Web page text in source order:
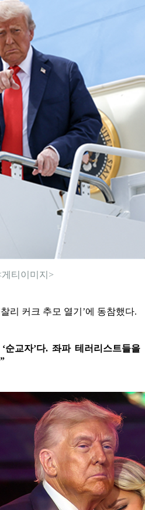
게티이미지>
리 커크 추모 열기’에 동참했다.
순교자’다. 좌파 테러리스트들을